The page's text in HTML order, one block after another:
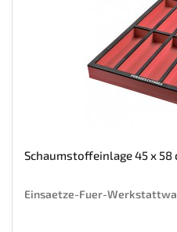
Schaumstoffeinlage 45 x 58
Einsaetze-Fuer-